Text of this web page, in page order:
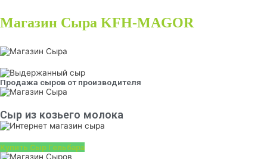
Магазин Сыра KFH-MAGOR
Продажа сыров от производителя
Сыр из козьего молока
Купить Сыр Гельбара